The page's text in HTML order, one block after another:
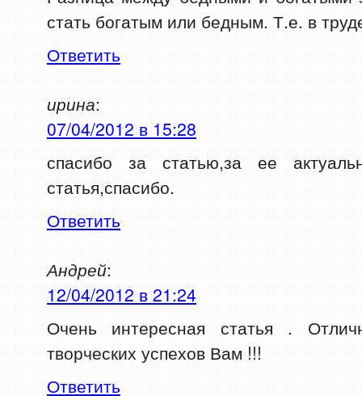
стать богатым или бедным. Т.е. в
Ответить
ирина:
07/04/2012 в 15:28
спасибо за статью,за ее
статья,спасибо.
Ответить
Андрей:
12/04/2012 в 21:24
Очень интересная статья .
творческих успехов Вам !!!
Ответить